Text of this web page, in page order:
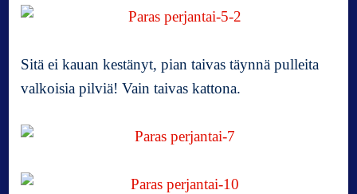
Sitä ei kauan kestänyt, pian taivas täynnä pulleita
valkoisia pilviä! Vain taivas kattona.